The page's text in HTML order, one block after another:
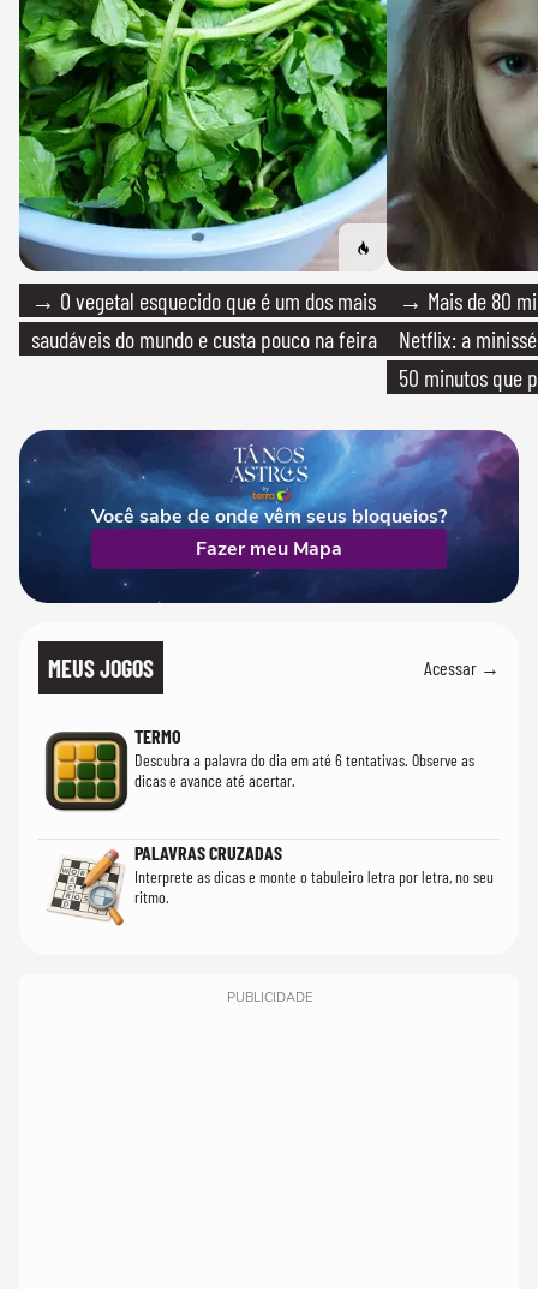
→ O vegetal esquecido que é um dos mais
saudáveis do mundo e custa pouco na feira
→ Mais de 80
Netflix: a
50 minutos que
Você sabe de onde vêm seus bloqueios?
Fazer meu Mapa
MEUS JOGOS Acessar →
TERMO
Descubra a palavra do dia em até 6 tentativas. Observe as
dicas e avance até acertar.
PALAVRAS CRUZADAS
Interprete as dicas e monte o tabuleiro letra por letra, no seu
ritmo.
PUBLICIDADE